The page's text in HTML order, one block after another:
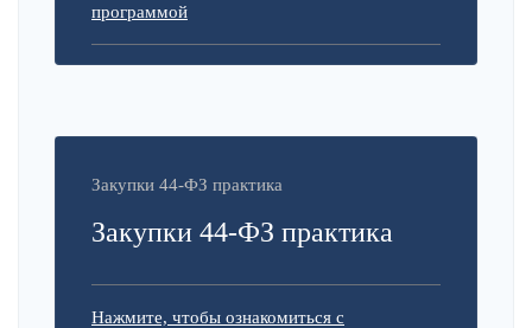
программой
Закупки 44-ФЗ практика
Закупки 44-ФЗ практика
Нажмите, чтобы ознакомиться с